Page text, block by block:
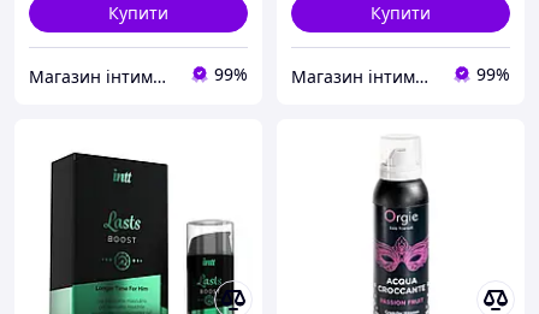
Купити
Магазин інтимних товарів "Kleopatra" 99%
Купити
Магазин інтимних товарів "Kleopatra" 99%